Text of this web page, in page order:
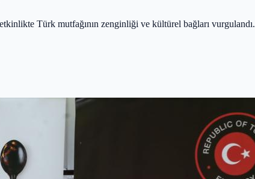
Türk mutfağının zenginliği ve kültürel bağları vurgulandı.